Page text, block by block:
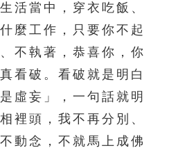
活當中，穿衣吃飯、
麼工作，只要你不起
不執著，恭喜你，你
看破。看破就是明白
虛妄」，一句話就明
裡頭，我不再分別、
動念，不就馬上成佛